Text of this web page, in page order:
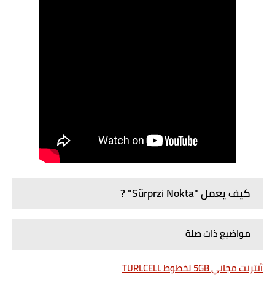
كيف يعمل "Sürprzi Nokta" ?
مواضيع ذات صلة
أنترنت مجاني 5GB لخطوط TURLCELL